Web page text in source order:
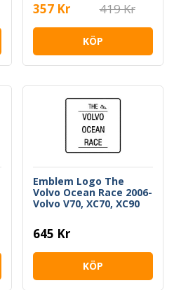
357 Kr 419 Kr
KÖP
Emblem Logo The
Volvo Ocean Race 2006-
Volvo V70, XC70, XC90
645 Kr
KÖP